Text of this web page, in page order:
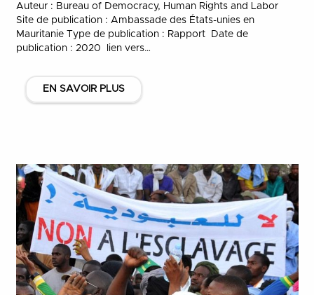
Auteur : Bureau of Democracy, Human Rights and Labor
Site de publication : Ambassade des États-unies en
Mauritanie Type de publication : Rapport Date de
publication : 2020 lien vers…
EN SAVOIR PLUS